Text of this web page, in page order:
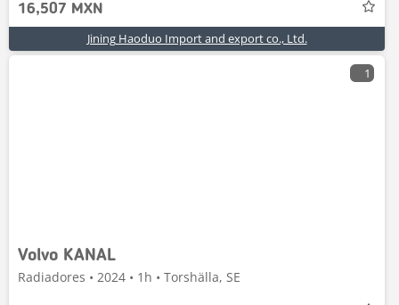
16,507 MXN
Jining Haoduo Import and export co., Ltd.
1
Volvo KANAL
Radiadores • 2024 • 1h • Torshälla, SE